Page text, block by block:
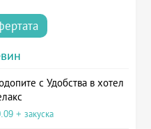
с Удобства в хотел
+ закуска